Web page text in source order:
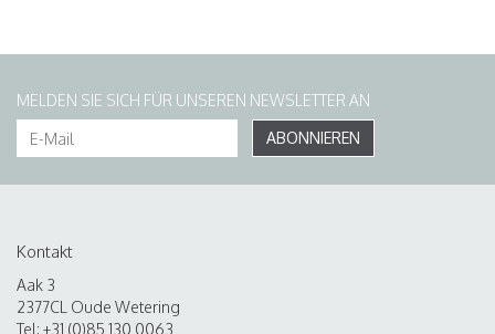
MELDEN SIE SICH FÜR UNSEREN NEWSLETTER AN
ABONNIEREN
Kontakt
Aak 3
2377CL Oude Wetering
Tel: +31 (0)85 130 0063